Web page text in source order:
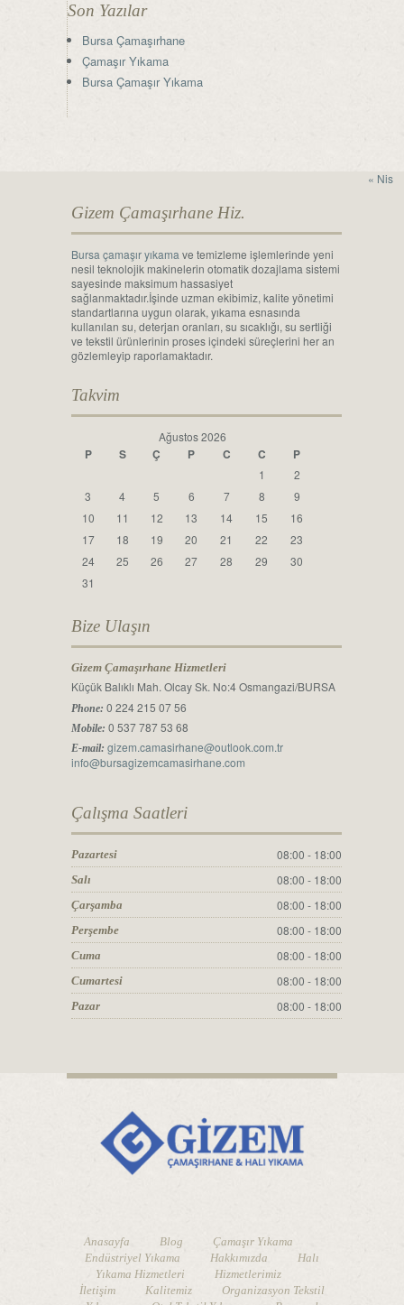
Son Yazılar
Bursa Çamaşırhane
Çamaşır Yıkama
Bursa Çamaşır Yıkama
Gizem Çamaşırhane Hiz.
Bursa çamaşır yıkama ve temizleme işlemlerinde yeni
nesil teknolojik makinelerin otomatik dozajlama sistemi
sayesinde maksimum hassasiyet
sağlanmaktadır.İşinde uzman ekibimiz, kalite yönetimi
standartlarına uygun olarak, yıkama esnasında
kullanılan su, deterjan oranları, su sıcaklığı, su sertliği
ve tekstil ürünlerinin proses içindeki süreçlerini her an
gözlemleyip raporlamaktadır.
Takvim
Ağustos 2026
P S Ç P C C P
1
2
3
4 5 6 7 8
9
10
11 12 13 14 15
16
17
18 19 20 21 22
23
24
25 26 27 28 29
30
31
« Nis
Bize Ulaşın
Gizem Çamaşırhane Hizmetleri
Küçük Balıklı Mah. Olcay Sk. No:4 Osmangazi/BURSA
Phone: 0 224 215 07 56
Mobile: 0 537 787 53 68
E-mail: gizem.camasirhane@outlook.com.tr
info@bursagizemcamasirhane.com
Çalışma Saatleri
Pazartesi 08:00 - 18:00
Salı 08:00 - 18:00
Çarşamba 08:00 - 18:00
Perşembe 08:00 - 18:00
Cuma 08:00 - 18:00
Cumartesi 08:00 - 18:00
Pazar 08:00 - 18:00
Anasayfa Blog
Çamaşır Yıkama
Endüstriyel Yıkama
Hakkımızda
Halı
Yıkama Hizmetleri
Hizmetlerimiz
İletişim
Kalitemiz
Organizasyon Tekstil